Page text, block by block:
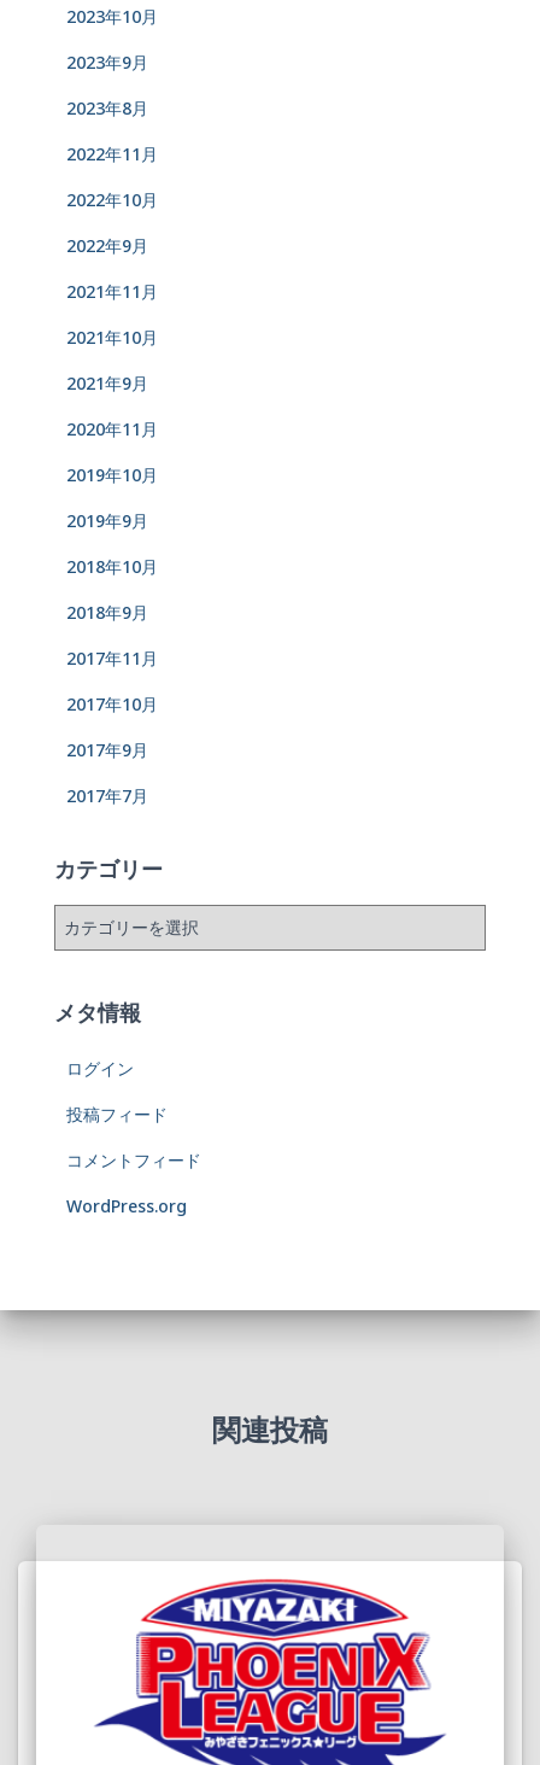
2023年10月
2023年9月
2023年8月
2022年11月
2022年10月
2022年9月
2021年11月
2021年10月
2021年9月
2020年11月
2019年10月
2019年9月
2018年10月
2018年9月
2017年11月
2017年10月
2017年9月
2017年7月
カテゴリー
メタ情報
ログイン
投稿フィード
コメントフィード
WordPress.org
関連投稿